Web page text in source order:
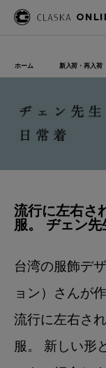
ホーム 新入荷・再入荷
流行に左右さ
服。 ヂェン
台湾の服飾デ
ョン）さんが
流行に左右さ
服。 新しい形